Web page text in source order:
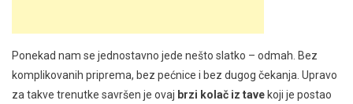
Ponekad nam se jednostavno jede nešto slatko – odmah. Bez
komplikovanih priprema, bez pećnice i bez dugog čekanja. Upravo
za takve trenutke savršen je ovaj brzi kolač iz tavekoji je postao